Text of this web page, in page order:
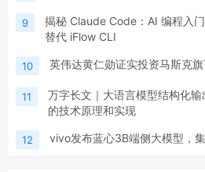
9
揭秘 Claude Code：AI 编程入
替代 iFlow CLI
10 英伟达黄仁勋证实投资马斯克
11
万字长文｜大语言模型结构化
的技术原理和实现
12 vivo发布蓝心3B端侧大模型，